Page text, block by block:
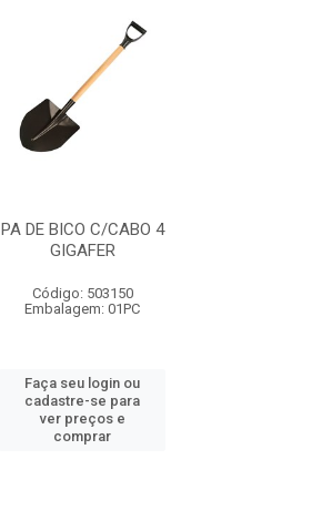
PA DE BICO C/CABO 4
GIGAFER
Código: 503150
Embalagem: 01PC
Faça seu login ou
cadastre-se para
ver preços e
comprar